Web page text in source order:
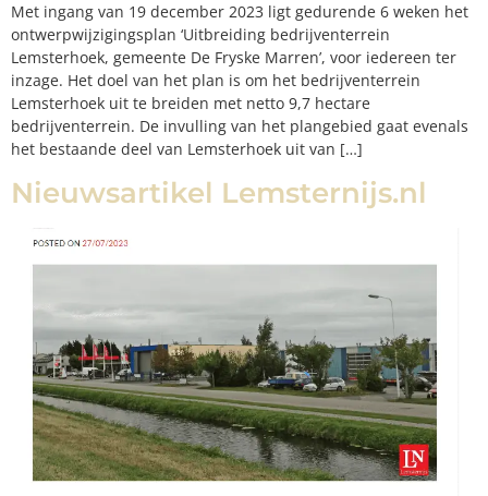
Met ingang van 19 december 2023 ligt gedurende 6 weken het
ontwerpwijzigingsplan ‘Uitbreiding bedrijventerrein
Lemsterhoek, gemeente De Fryske Marren’, voor iedereen ter
inzage. Het doel van het plan is om het bedrijventerrein
Lemsterhoek uit te breiden met netto 9,7 hectare
bedrijventerrein. De invulling van het plangebied gaat evenals
het bestaande deel van Lemsterhoek uit van […]
Nieuwsartikel Lemsternijs.nl